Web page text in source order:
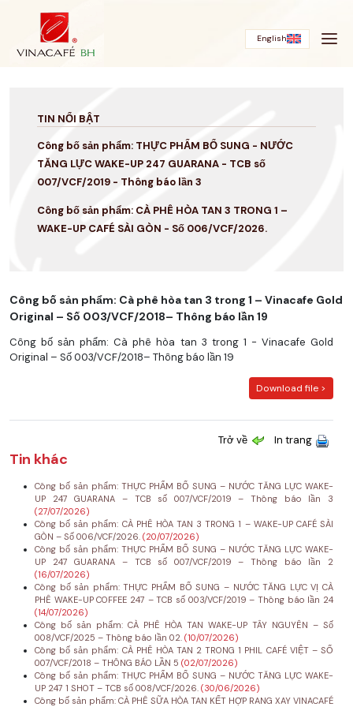
English
TIN NỔI BẬT
Công bố sản phẩm: THỰC PHẨM BỔ SUNG - NƯỚC
TĂNG LỰC WAKE-UP 247 GUARANA - TCB số
007/VCF/2019 - Thông báo lần 3
Công bố sản phẩm: CÀ PHÊ HÒA TAN 3 TRONG 1 –
WAKE-UP CAFÉ SÀI GÒN - Số 006/VCF/2026.
Công bố sản phẩm: Cà phê hòa tan 3 trong 1 – Vinacafe Gold
Original – Số 003/VCF/2018– Thông báo lần 19
Công bố sản phẩm: Cà phê hòa tan 3 trong 1 - Vinacafe Gold
Original – Số 003/VCF/2018– Thông báo lần 19
Download file >
Trở về In trang
Tin khác
Công bố sản phẩm: THỰC PHẨM BỔ SUNG – NƯỚC TĂNG LỰC WAKE-
UP 247 GUARANA – TCB số 007/VCF/2019 – Thông báo lần 3
(27/07/2026)
Công bố sản phẩm: CÀ PHÊ HÒA TAN 3 TRONG 1 – WAKE-UP CAFÉ SÀI
GÒN – Số 006/VCF/2026. (20/07/2026)
Công bố sản phẩm: THỰC PHẨM BỔ SUNG – NƯỚC TĂNG LỰC WAKE-
UP 247 GUARANA – TCB số 007/VCF/2019 – Thông báo lần 2
(16/07/2026)
Công bố sản phẩm: THỰC PHẨM BỔ SUNG – NƯỚC TĂNG LỰC VỊ CÀ
PHÊ WAKE-UP COFFEE 247 – TCB số 003/VCF/2019 – Thông báo lần 24
(14/07/2026)
Công bố sản phẩm: CÀ PHÊ HÒA TAN WAKE-UP TÂY NGUYÊN – Số
008/VCF/2025 – Thông báo lần 02. (10/07/2026)
Công bố sản phẩm: CÀ PHÊ HÒA TAN 2 TRONG 1 PHIL CAFÉ VIỆT – SỐ
007/VCF/2018 – THÔNG BÁO LẦN 5 (02/07/2026)
Công bố sản phẩm: THỰC PHẨM BỔ SUNG – NƯỚC TĂNG LỰC WAKE-
UP 247 1 SHOT – TCB số 008/VCF/2026. (30/06/2026)
Công bố sản phẩm: CÀ PHÊ SỮA HÒA TAN KẾT HỢP RANG XAY VINACAFÉ